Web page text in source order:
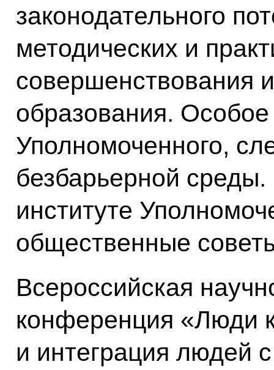
законодательного
методических и
совершенствования
образования.
Уполномоченного,
безбарьерной
институте
общественные
Всероссийская
конференция «Люди
и интеграция людей